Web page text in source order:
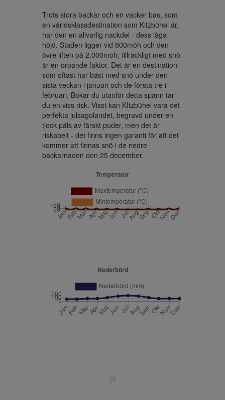
Trots stora backar och en vacker bas, som
en världsklassdestination som Kitzbühel är,
har den en allvarlig nackdel - dess låga
höjd. Staden ligger vid 800möh och den
övre liften på 2.000möh; tillräckligt med snö
är en oroande faktor. Det är en destination
som oftast har bäst med snö under den
sista veckan i januari och de första tre i
februari. Bokar du utanför detta spann tar
du en viss risk. Visst kan KItzbühel vara det
perfekta julsagolandet, begravd under en
tjock päls av färskt puder, men det är
riskabelt - det finns ingen garanti för att det
kommer att finnas snö i de nedre
backarnaden den 25 december.